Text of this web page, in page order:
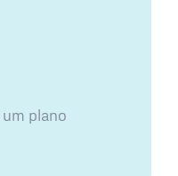
plano